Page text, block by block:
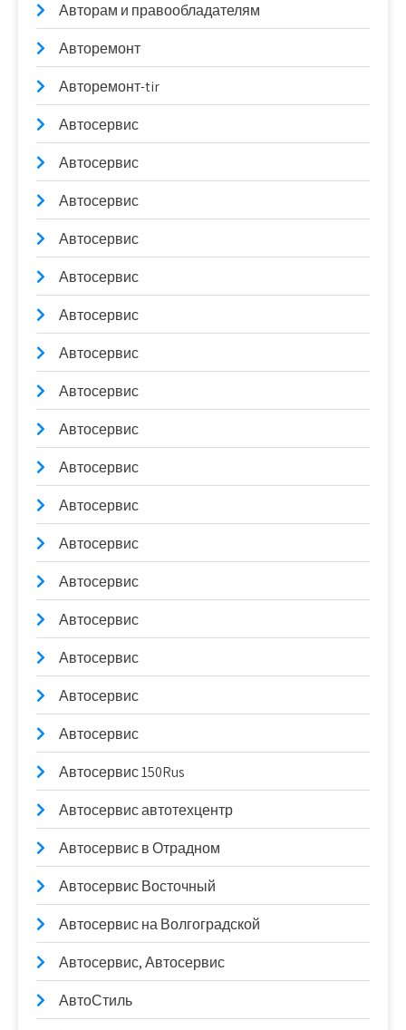
Авторам и правообладателям
Авторемонт
Авторемонт-tir
Автосервис
Автосервис
Автосервис
Автосервис
Автосервис
Автосервис
Автосервис
Автосервис
Автосервис
Автосервис
Автосервис
Автосервис
Автосервис
Автосервис
Автосервис
Автосервис
Автосервис
Автосервис 150Rus
Автосервис автотехцентр
Автосервис в Отрадном
Автосервис Восточный
Автосервис на Волгоградской
Автосервис, Автосервис
АвтоСтиль